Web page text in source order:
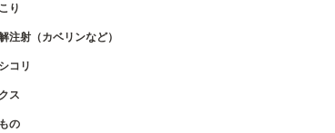
り
注射（カベリンなど）
コリ
ス
の